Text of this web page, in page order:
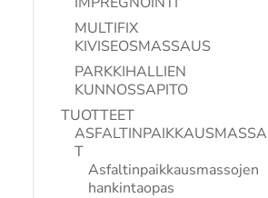
MULTIFIX
KIVISEOSMASSAUS
PARKKIHALLIEN
KUNNOSSAPITO
TUOTTEET
ASFALTINPAIKKAUSMASSA
T
Asfaltinpaikkausmassojen
hankintaopas